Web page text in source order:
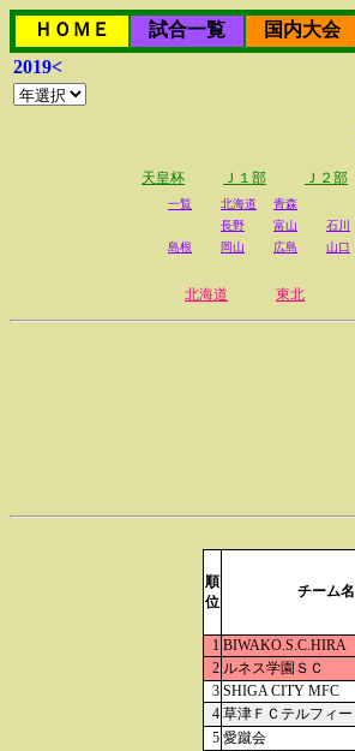
ＨＯＭＥ 試合一覧 国内大会
2019<
天皇杯 Ｊ１部 Ｊ２部
一覧 北海道 青森
長野
富山 石川
島根
岡山 広島 山口
北海道 東北
順
位
チーム名
1 BIWAKO.S.C.HIRA
2 ルネス学園ＳＣ
3 SHIGA CITY MFC
4 草津ＦＣテルフィー
5 愛蹴会